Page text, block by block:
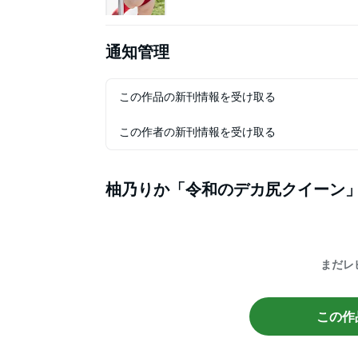
通知管理
この作品の新刊情報を受け取る
この作者の新刊情報を受け取る
柚乃りか「令和のデカ尻クイーン
まだ
この